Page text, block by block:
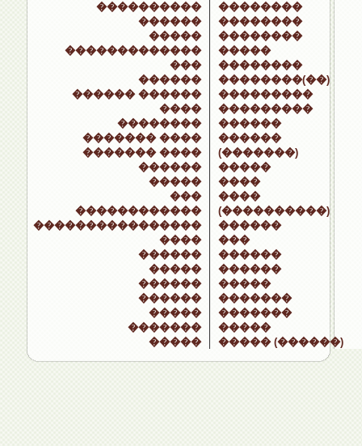
����������
������
�����
�������������
���
������
������ ������
����
��������
������� ����
������� ����
������
�����
���
������������
����������������
����
������
�����
������
������
�����
�������
�����
��������
��������
��������
�����
��������
��������(��)
���������
���������
������
������
(�������)
�����
����
����
(����������)
������
���
������
������
�����
�������
�������
�����
����� (������)